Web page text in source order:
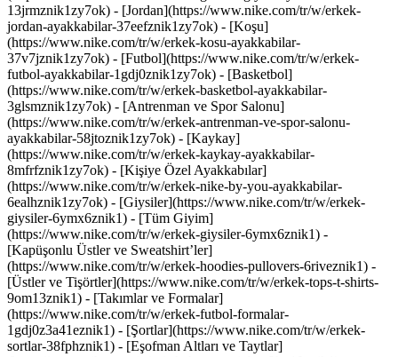
13jrmznik1zy7ok) - [Jordan](https://www.nike.com/tr/w/erkek-
jordan-ayakkabilar-37eefznik1zy7ok) - [Koşu]
(https://www.nike.com/tr/w/erkek-kosu-ayakkabilar-
37v7jznik1zy7ok) - [Futbol](https://www.nike.com/tr/w/erkek-
futbol-ayakkabilar-1gdj0znik1zy7ok) - [Basketbol]
(https://www.nike.com/tr/w/erkek-basketbol-ayakkabilar-
3glsmznik1zy7ok) - [Antrenman ve Spor Salonu]
(https://www.nike.com/tr/w/erkek-antrenman-ve-spor-salonu-
ayakkabilar-58jtoznik1zy7ok) - [Kaykay]
(https://www.nike.com/tr/w/erkek-kaykay-ayakkabilar-
8mfrfznik1zy7ok) - [Kişiye Özel Ayakkabılar]
(https://www.nike.com/tr/w/erkek-nike-by-you-ayakkabilar-
6ealhznik1zy7ok) - [Giysiler](https://www.nike.com/tr/w/erkek-
giysiler-6ymx6znik1) - [Tüm Giyim]
(https://www.nike.com/tr/w/erkek-giysiler-6ymx6znik1) -
[Kapüşonlu Üstler ve Sweatshirt’ler]
(https://www.nike.com/tr/w/erkek-hoodies-pullovers-6riveznik1) -
[Üstler ve Tişörtler](https://www.nike.com/tr/w/erkek-tops-t-shirts-
9om13znik1) - [Takımlar ve Formalar]
(https://www.nike.com/tr/w/erkek-futbol-formalar-
1gdj0z3a41eznik1) - [Şortlar](https://www.nike.com/tr/w/erkek-
sortlar-38fphznik1) - [Eşofman Altları ve Taytlar]